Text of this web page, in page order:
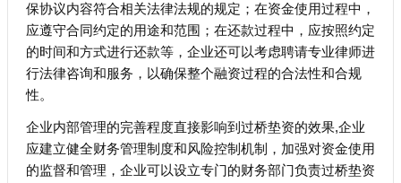
保协议内容符合相关法律法规的规定；在资金使用过程中，
应遵守合同约定的用途和范围；在还款过程中，应按照约定
的时间和方式进行还款等，企业还可以考虑聘请专业律师进
行法律咨询和服务，以确保整个融资过程的合法性和合规
性。
企业内部管理的完善程度直接影响到过桥垫资的效果,企业
应建立健全财务管理制度和风险控制机制，加强对资金使用
的监督和管理，企业可以设立专门的财务部门负责过桥垫资